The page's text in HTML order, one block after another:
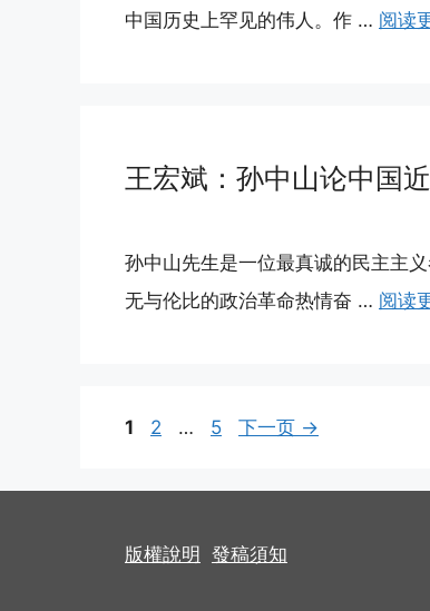
中国历史上罕见的伟人。作 … 阅读
王宏斌：孙中山论中国
孙中山先生是一位最真诚的民主主
无与伦比的政治革命热情奋 … 阅读
页
1
页
2 …
页
5 下一页 →
版權說明 發稿須知